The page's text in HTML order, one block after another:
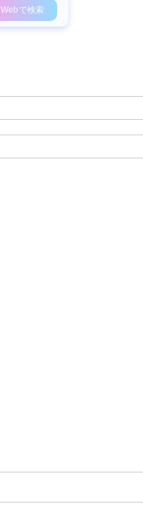
Webで検索